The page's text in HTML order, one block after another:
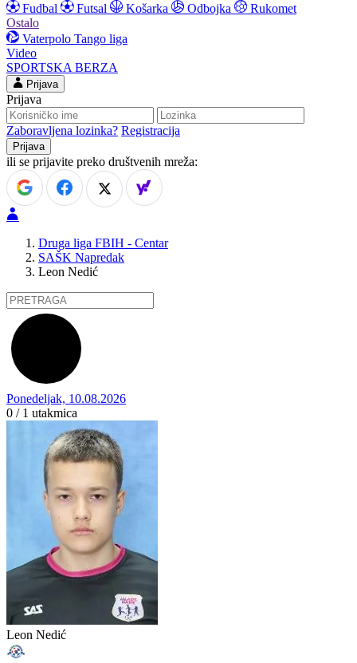
Fudbal
Futsal Košarka Odbojka
Rukomet
Ostalo
Vaterpolo Tango liga
Video
SPORTSKA BERZA
Prijava
Prijava
Zaboravljena lozinka? Registracija
ili se prijavite preko društvenih mreža:
Druga liga FBIH - Centar
SAŠK Napredak
Leon Nedić
Ponedeljak, 10.08.2026
0 / 1 utakmica
Leon Nedić